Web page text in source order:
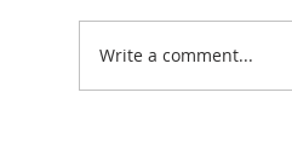
Write a comment...